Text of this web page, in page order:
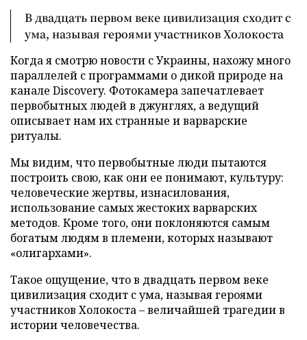
В двадцать первом веке цивилизация сходит с
ума, называя героями участников Холокоста
Когда я смотрю новости с Украины, нахожу много
параллелей с программами о дикой природе на
канале Discovery. Фотокамера запечатлевает
первобытных людей в джунглях, а ведущий
описывает нам их странные и варварские
ритуалы.
Мы видим, что первобытные люди пытаются
построить свою, как они ее понимают, культуру:
человеческие жертвы, изнасилования,
использование самых жестоких варварских
методов. Кроме того, они поклоняются самым
богатым людям в племени, которых называют
«олигархами».
Такое ощущение, что в двадцать первом веке
цивилизация сходит с ума, называя героями
участников Холокоста – величайшей трагедии в
истории человечества.